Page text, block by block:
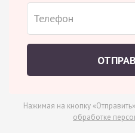
Нажимая на кнопку
обработке